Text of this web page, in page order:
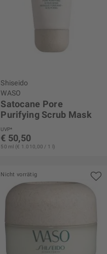
Shiseido
WASO
Satocane Pore
Purifying Scrub Mask
UVP*
€ 50,50
50 ml (€ 1.010,00 / 1 l)
Nicht vorrätig